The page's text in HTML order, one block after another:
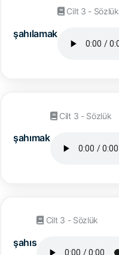
şahılamak
Cilt 3 - Sözlük
şahımak
Cilt 3 - Sözlük
şahıs
Cilt 3 - Sözlük